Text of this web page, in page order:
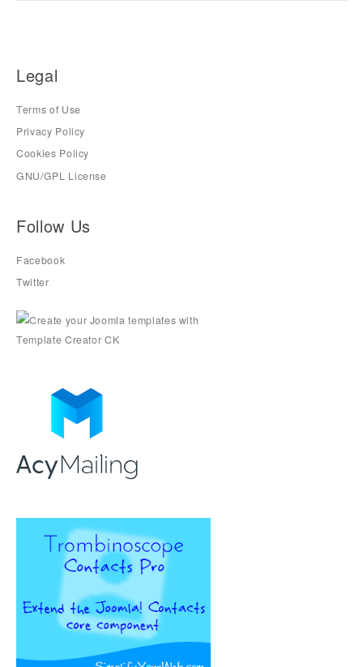
Legal
Terms of Use
Privacy Policy
Cookies Policy
GNU/GPL License
Follow Us
Facebook
Twitter